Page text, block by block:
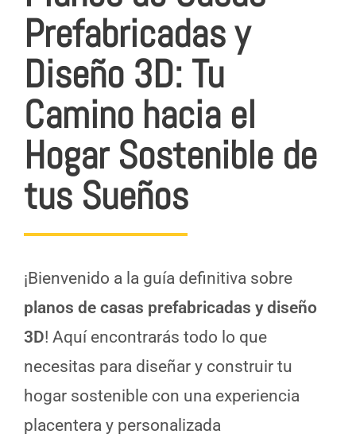
Prefabricadas y
Diseño 3D: Tu
Camino hacia el
Hogar Sostenible de
tus Sueños
¡Bienvenido a la guía definitiva sobre
planos de casas prefabricadas y diseño
3D! Aquí encontrarás todo lo que
necesitas para diseñar y construir tu
hogar sostenible con una experiencia
placentera y personalizada